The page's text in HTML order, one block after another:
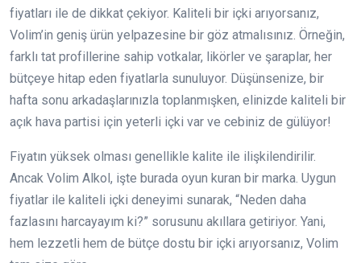
fiyatları ile de dikkat çekiyor. Kaliteli bir içki arıyorsanız,
Volim’in geniş ürün yelpazesine bir göz atmalısınız. Örneğin,
farklı tat profillerine sahip votkalar, likörler ve şaraplar, her
bütçeye hitap eden fiyatlarla sunuluyor. Düşünsenize, bir
hafta sonu arkadaşlarınızla toplanmışken, elinizde kaliteli bir
açık hava partisi için yeterli içki var ve cebiniz de gülüyor!
Fiyatın yüksek olması genellikle kalite ile ilişkilendirilir.
Ancak Volim Alkol, işte burada oyun kuran bir marka. Uygun
fiyatlar ile kaliteli içki deneyimi sunarak, “Neden daha
fazlasını harcayayım ki?” sorusunu akıllara getiriyor. Yani,
hem lezzetli hem de bütçe dostu bir içki arıyorsanız, Volim